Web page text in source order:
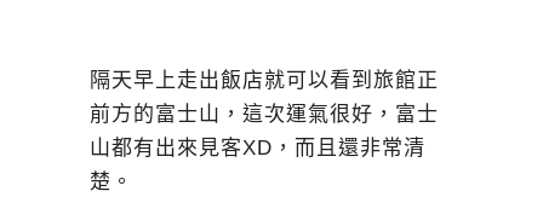
隔天早上走出飯店就可以看到旅館正
前方的富士山，這次運氣很好，富士
山都有出來見客XD，而且還非常清
楚。